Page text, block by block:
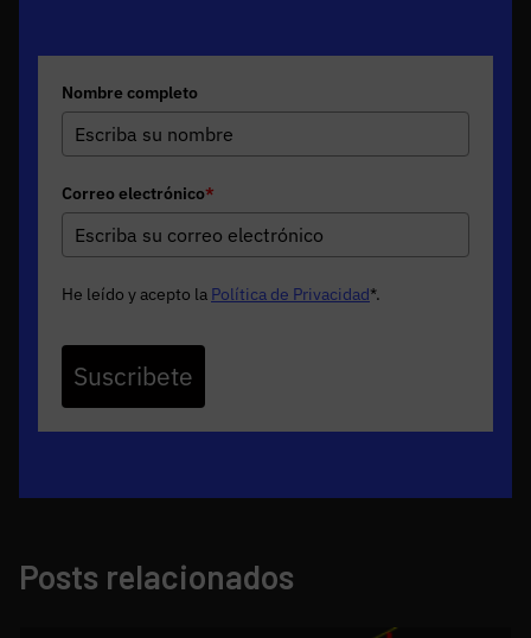
Nombre completo
Correo electrónico*
He leído y acepto la Política de Privacidad*.
Suscribete
Posts relacionados